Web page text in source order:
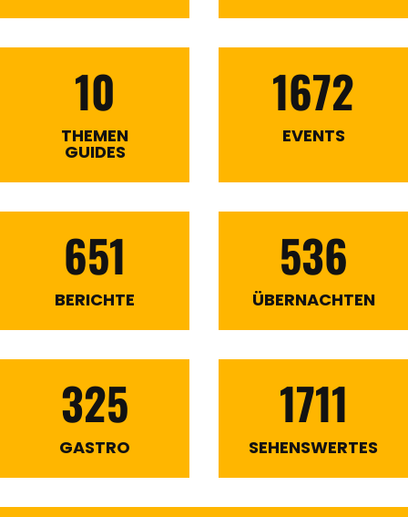
10
THEMEN
GUIDES
1672
EVENTS
651
BERICHTE
536
ÜBERNACHTEN
325
GASTRO
1711
SEHENSWERTES